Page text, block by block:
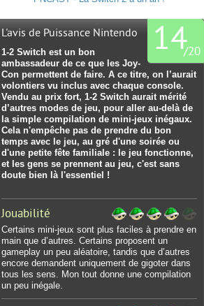
14
/20
L'avis de Puissance Nintendo
1-2 Switch est un bon
ambassadeur de ce que les Joy-
Con permettent de faire. A ce titre, on l’aurait
volontiers vu inclus avec chaque console.
Vendu au prix fort, 1-2 Switch aurait mérité
d’autres modes de jeu, pour aller au-delà de
la simple compilation de mini-jeux inégaux.
Cela n'empêche pas de prendre du bon
temps avec le jeu, au gré d'une soirée ou
d'une petite fête familiale : le jeu fonctionne,
et les gens se prennent au jeu, c'est sans
doute bien là l'essentiel !
Jouabilité
Certains mini-jeux sont plus faciles à prendre en
main que d’autres. Certains proposent un
gameplay un peu aléatoire, tandis que d’autres
encore demandent uniquement de gigoter dans
tous les sens. Mon tout donne une compilation
un peu inégale.